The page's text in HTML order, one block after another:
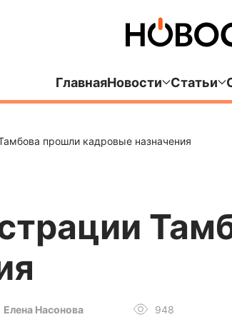
ГлавнаяНовости Статьи
прошли кадровые назначения
Елена Насонова 948